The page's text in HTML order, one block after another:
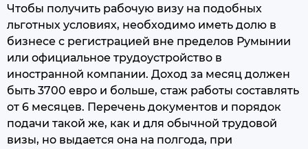
Чтобы получить рабочую визу на подобных
льготных условиях, необходимо иметь долю в
бизнесе с регистрацией вне пределов Румынии
или официальное трудоустройство в
иностранной компании. Доход за месяц должен
быть 3700 евро и больше, стаж работы составлять
от 6 месяцев. Перечень документов и порядок
подачи такой же, как и для обычной трудовой
визы, но выдается она на полгода, при